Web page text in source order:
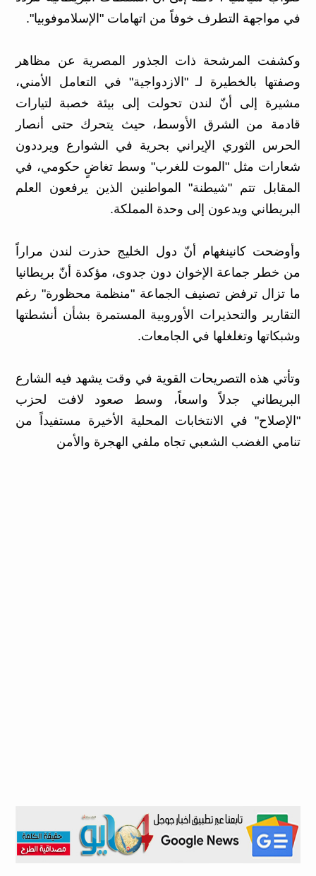
في مواجهة التطرف خوفاً من اتهامات "الإسلاموفوبيا".
وكشفت المرشحة ذات الجذور المصرية عن مظاهر
وصفتها بالخطيرة لـ "الازدواجية" في التعامل الأمني،
مشيرة إلى أنّ لندن تحولت إلى بيئة خصبة لتيارات
قادمة من الشرق الأوسط، حيث يتحرك حتى أنصار
الحرس الثوري الإيراني بحرية في الشوارع ويرددون
شعارات مثل "الموت للغرب" وسط تغاضٍ حكومي، في
المقابل تتم "شيطنة" المواطنين الذين يرفعون العلم
البريطاني ويدعون إلى وحدة المملكة.
وأوضحت كانينغهام أنّ دول الخليج حذرت لندن مراراً
من خطر جماعة الإخوان دون جدوى، مؤكدة أنّ بريطانيا
ما تزال ترفض تصنيف الجماعة "منظمة محظورة" رغم
التقارير والتحذيرات الأوروبية المستمرة بشأن أنشطتها
وشبكاتها وتغلغلها في الجامعات.
وتأتي هذه التصريحات القوية في وقت يشهد فيه الشارع
البريطاني جدلاً واسعاً، وسط صعود لافت لحزب
"الإصلاح" في الانتخابات المحلية الأخيرة مستفيداً من
تنامي الغضب الشعبي تجاه ملفي الهجرة والأمن